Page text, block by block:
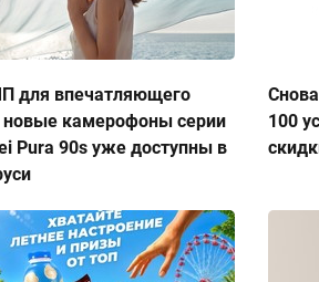
для впечатляющего
новые камерофоны серии
Pura 90s уже доступны в
100